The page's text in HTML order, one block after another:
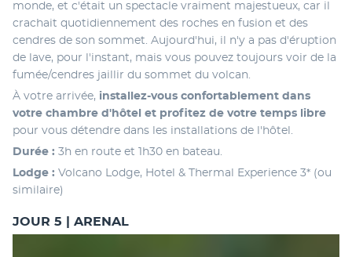
monde, et c'était un spectacle vraiment majestueux, car il
crachait quotidiennement des roches en fusion et des
cendres de son sommet. Aujourd'hui, il n'y a pas d'éruption
de lave, pour l'instant, mais vous pouvez toujours voir de la
fumée/cendres jaillir du sommet du volcan.
À votre arrivée, installez-vous confortablement dans
votre chambre d'hôtel et profitez de votre temps libre
pour vous détendre dans les installations de l'hôtel.
Durée : 3h en route et 1h30 en bateau.
Lodge : Volcano Lodge, Hotel & Thermal Experience 3* (ou
similaire)
JOUR 5 | ARENAL